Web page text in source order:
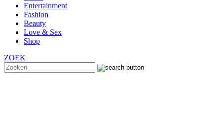
Entertainment
Fashion
Beauty
Love & Sex
Shop
ZOEK